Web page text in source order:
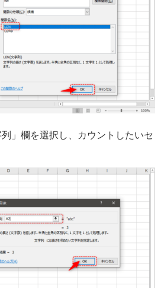
列」欄を選択し、カウントしたいセ